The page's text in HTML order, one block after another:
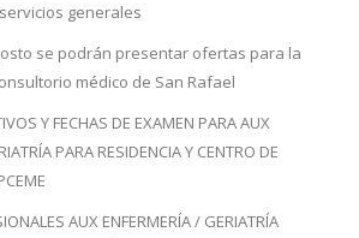
generales
se podrán presentar ofertas para la
médico de San Rafael
Y FECHAS DE EXAMEN PARA AUX
PARA RESIDENCIA Y CENTRO DE
AUX ENFERMERÍA / GERIATRÍA